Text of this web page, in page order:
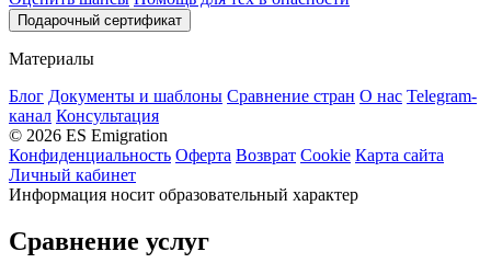
Подарочный сертификат
Материалы
Блог Документы и шаблоны Сравнение стран О нас Telegram-
канал Консультация
© 2026 ES Emigration
Конфиденциальность Оферта Возврат Cookie Карта сайта
Личный кабинет
Информация носит образовательный характер
Сравнение услуг